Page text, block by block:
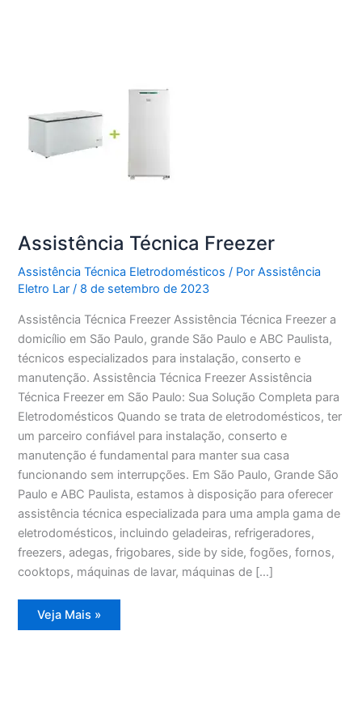
Assistência Técnica Freezer
Assistência Técnica Eletrodomésticos / PorAssistência
Eletro Lar/ 8 de setembro de 2023
Assistência Técnica Freezer Assistência Técnica Freezer a
domicílio em São Paulo, grande São Paulo e ABC Paulista,
técnicos especializados para instalação, conserto e
manutenção. Assistência Técnica Freezer Assistência
Técnica Freezer em São Paulo: Sua Solução Completa para
Eletrodomésticos Quando se trata de eletrodomésticos, ter
um parceiro confiável para instalação, conserto e
manutenção é fundamental para manter sua casa
funcionando sem interrupções. Em São Paulo, Grande São
Paulo e ABC Paulista, estamos à disposição para oferecer
assistência técnica especializada para uma ampla gama de
eletrodomésticos, incluindo geladeiras, refrigeradores,
freezers, adegas, frigobares, side by side, fogões, fornos,
cooktops, máquinas de lavar, máquinas de […]
Assistência
Técnica
Veja Mais »